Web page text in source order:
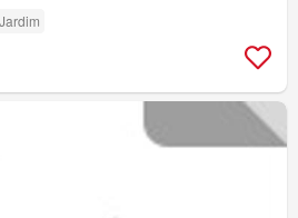
Jardim